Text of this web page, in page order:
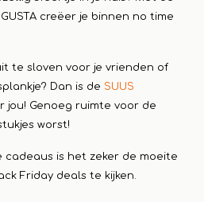
creëer je binnen no time
te sloven voor je vrienden of
Dan is de SUUS
jou! Genoeg ruimte voor de
worst!
cadeaus is het zeker de moeite
Friday deals te kijken.